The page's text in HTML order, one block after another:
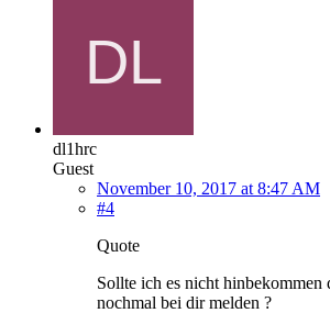
dl1hrc
Guest
November 10, 2017 at 8:47 AM
#4
Quote
Sollte ich es nicht hinbekommen
nochmal bei dir melden ?